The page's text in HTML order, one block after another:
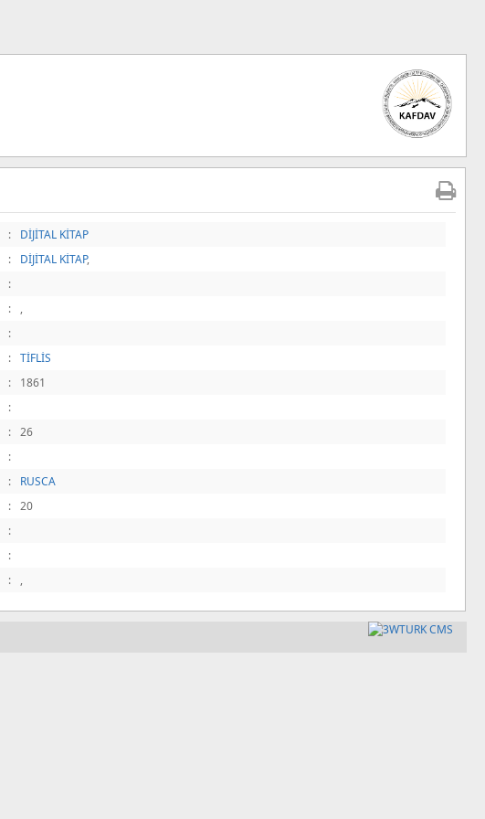
:
DİJİTAL KİTAP
: DİJİTAL KİTAP,
:
:
,
:
:
TİFLİS
:
1861
:
:
26
:
:
RUSCA
:
20
:
:
: ,